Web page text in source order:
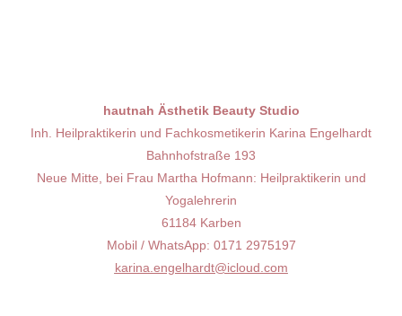
hautnah Ästhetik Beauty Studio
Inh. Heilpraktikerin und Fachkosmetikerin Karina Engelhardt
Bahnhofstraße 193
Neue Mitte, bei Frau Martha Hofmann: Heilpraktikerin und
Yogalehrerin
61184 Karben
Mobil / WhatsApp: 0171 2975197
karina.engelhardt@icloud.com